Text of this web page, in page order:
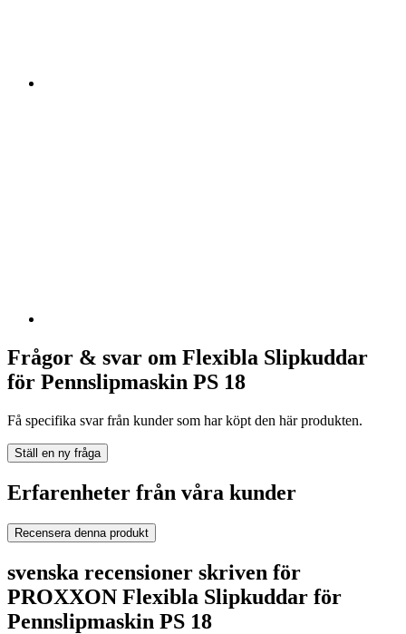
Frågor & svar om Flexibla Slipkuddar
för Pennslipmaskin PS 18
Få specifika svar från kunder som har köpt den här produkten.
Ställ en ny fråga
Erfarenheter från våra kunder
Recensera denna produkt
svenska recensioner skriven för
PROXXON Flexibla Slipkuddar för
Pennslipmaskin PS 18